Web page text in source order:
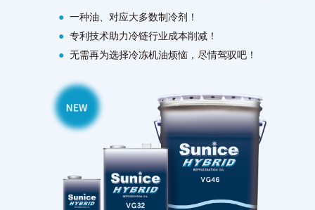
● 一种油、对应大多数制冷剂！
● 专利技术助力冷链行业成本削减！
● 无需再为选择冷冻机油烦恼，尽情驾驭吧！